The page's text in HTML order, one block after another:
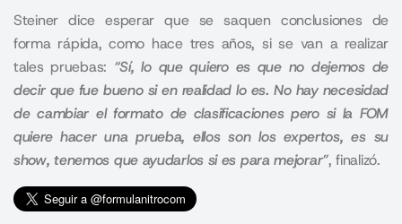
Steiner dice esperar que se saquen conclusiones de
forma rápida, como hace tres años, si se van a realizar
tales pruebas: “Sí, lo que quiero es que no dejemos de
decir que fue bueno si en realidad lo es. No hay necesidad
de cambiar el formato de clasificaciones pero si la FOM
quiere hacer una prueba, ellos son los expertos, es su
show, tenemos que ayudarlos si es para mejorar”, finalizó.